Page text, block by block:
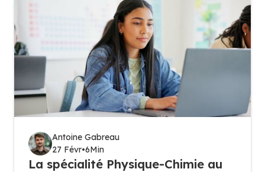
Antoine Gabreau
27 Févr•6Min
La spécialité Physique-Chimie au